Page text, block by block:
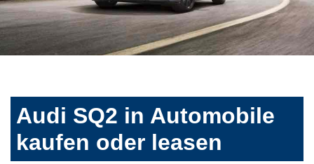
Audi SQ2 in Automobile
kaufen oder leasen